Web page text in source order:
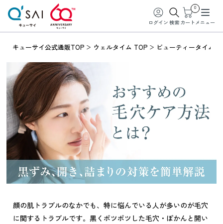
ログイン 検索
0
カート メニュー
キューサイ公式通販TOP ウェルタイム TOP ビューティータイム
顔の肌トラブルのなかでも、特に悩んでいる人が多いのが毛穴
に関するトラブルです。黒くポツポツした毛穴・ぽかんと開い